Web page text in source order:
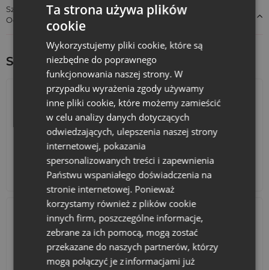
Szczegóły dotyczące zgodności produktu z przepisami:
Odpowiedzialność za produkt
Sprawdź inne ciekawe produkty:
Kalendarze adwentowe Torby bawełniane
Ta strona używa plików
cookie
Wykorzystujemy pliki cookie, które są
niezbędne do poprawnego
funkcjonowania naszej strony. W
przypadku wyrażenia zgody używamy
inne pliki cookie, które możemy zamieścić
w celu analizy danych dotyczących
odwiedzających, ulepszenia naszej strony
internetowej, pokazania
spersonalizowanych treści i zapewnienia
Państwu wspaniałego doświadczenia na
stronie internetowej. Ponieważ
korzystamy również z plików cookie
innych firm, poszczególne informacje,
zebrane za ich pomocą, mogą zostać
przekazane do naszych partnerów, którzy
mogą połączyć je z informacjami już